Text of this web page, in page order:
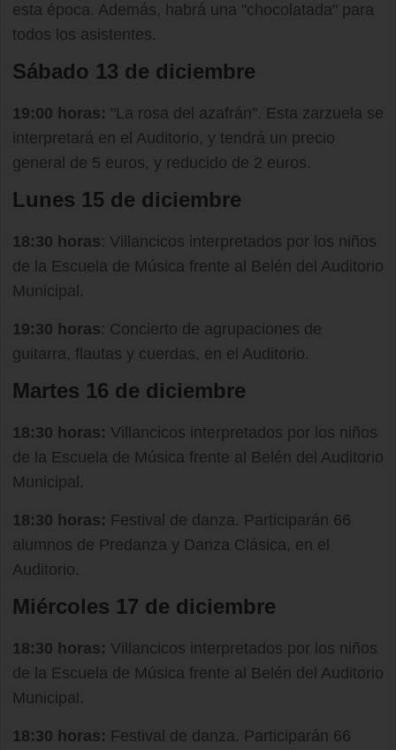
esta época. Además, habrá una "chocolatada" para
todos los asistentes.
Sábado 13 de diciembre
19:00 horas: "La rosa del azafrán". Esta zarzuela se
interpretará en el Auditorio, y tendrá un precio
general de 5 euros, y reducido de 2 euros.
Lunes 15 de diciembre
18:30 horas: Villancicos interpretados por los niños
de la Escuela de Música frente al Belén del Auditorio
Municipal.
19:30 horas: Concierto de agrupaciones de
guitarra, flautas y cuerdas, en el Auditorio.
Martes 16 de diciembre
18:30 horas: Villancicos interpretados por los niños
de la Escuela de Música frente al Belén del Auditorio
Municipal.
18:30 horas: Festival de danza. Participarán 66
alumnos de Predanza y Danza Clásica, en el
Auditorio.
Miércoles 17 de diciembre
18:30 horas: Villancicos interpretados por los niños
de la Escuela de Música frente al Belén del Auditorio
Municipal.
18:30 horas: Festival de danza. Participarán 66